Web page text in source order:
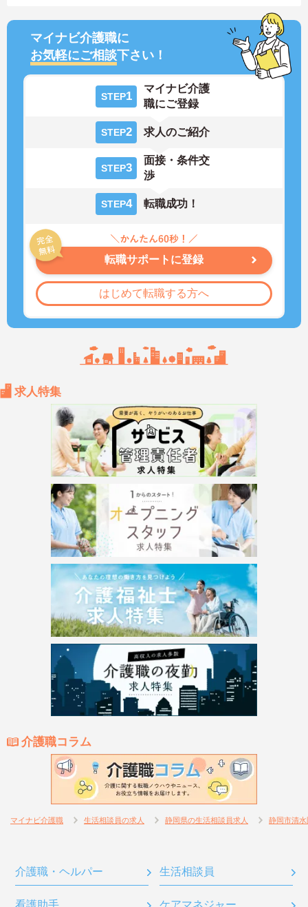
マイナビ介護職に
お気軽にご相談下さい！
STEP1
マイナビ介護
職にご登録
STEP2 求人のご紹介
STEP3
面接・条件交
渉
STEP4 転職成功！
転職サポートに登録
はじめて転職する方へ
求人特集
介護職コラム
マイナビ介護職 生活相談員の求人 静岡県の生活相談員求人 静岡市清
介護職・ヘルパー 生活相談員